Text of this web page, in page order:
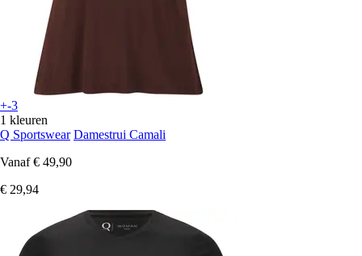
+-3
1 kleuren
Q Sportswear Damestrui Camali
Vanaf € 49,90
€ 29,94